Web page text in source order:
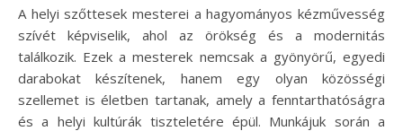
A helyi szőttesek mesterei a hagyományos kézművesség
szívét képviselik, ahol az örökség és a modernitás
találkozik. Ezek a mesterek nemcsak a gyönyörű, egyedi
darabokat készítenek, hanem egy olyan közösségi
szellemet is életben tartanak, amely a fenntarthatóságra
és a helyi kultúrák tiszteletére épül. Munkájuk során a